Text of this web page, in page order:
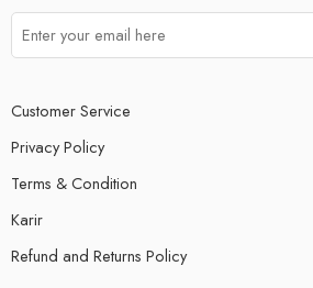
Customer Service
Privacy Policy
Terms & Condition
Karir
Refund and Returns Policy